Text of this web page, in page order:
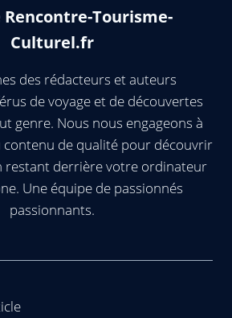
Tourisme-
Culturel.fr
des rédacteurs et auteurs
de voyage et de découvertes
genre. Nous nous engageons à
de qualité pour découvrir
restant derrière votre ordinateur
Une équipe de passionnés
passionnants.